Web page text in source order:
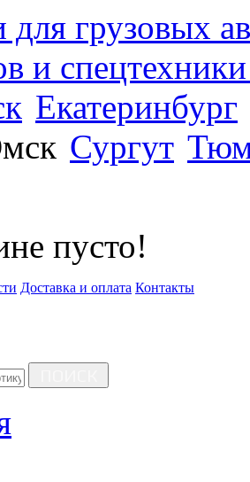
Екатеринбург
Сургут
пусто!
Доставка и оплата Контакты